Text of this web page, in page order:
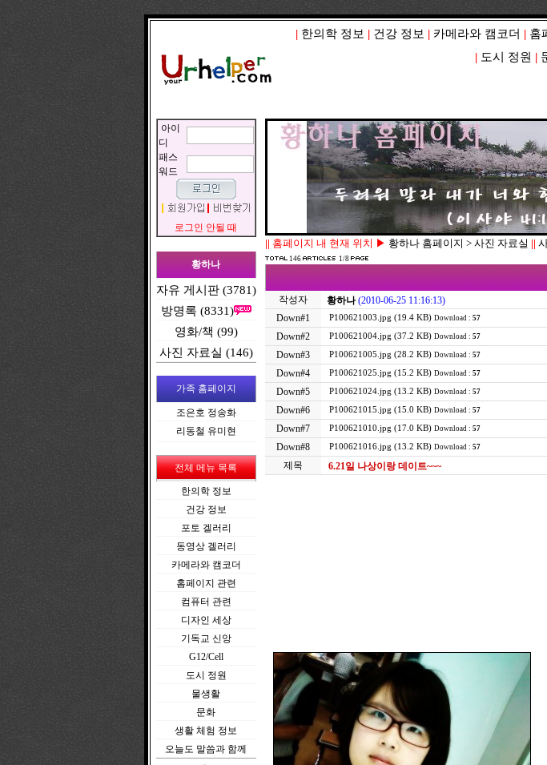
| 한의학 정보 | 건강 정보 | 카메라와 캠코더 | 홈
| 도시 정원 |
아이
디
패스
워드
로그인 안될 때
황하나
자유 게시판 (3781)
방명록 (8331)
영화/책 (99)
사진 자료실 (146)
가족 홈페이지
조은호 정송화
리동철 유미현
전체 메뉴 목록
한의학 정보
건강 정보
포토 겔러리
동영상 겔러리
카메라와 캠코더
홈페이지 관련
컴퓨터 관련
디자인 세상
기독교 신앙
G12/Cell
도시 정원
물생활
문화
생활 체험 정보
오늘도 말씀과 함께
|| 홈페이지 내 현재 위치 ▶ 황하나 홈페이지 > 사진 자료실 ||
146 1/8
작성자
황하나 (2010-06-25 11:16:13)
Down#1
P100621003.jpg (19.4 KB) Download : 57
Down#2 P100621004.jpg (37.2 KB) Download : 57
Down#3 P100621005.jpg (28.2 KB) Download : 57
Down#4 P100621025.jpg (15.2 KB) Download : 57
Down#5 P100621024.jpg (13.2 KB) Download : 57
Down#6 P100621015.jpg (15.0 KB) Download : 57
Down#7 P100621010.jpg (17.0 KB) Download : 57
Down#8 P100621016.jpg (13.2 KB) Download : 57
제목 6.21일 나상이랑 데이트~~~